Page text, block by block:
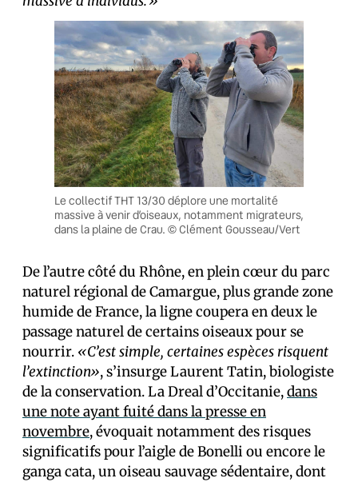
Le collectif THT 13/30 déplore une mortalité
massive à venir d’oiseaux, notamment migrateurs,
dans la plaine de Crau. © Clément Gousseau/Vert
De l’autre côté du Rhône, en plein cœur du parc
naturel régional de Camargue, plus grande zone
humide de France, la ligne coupera en deux le
passage naturel de certains oiseaux pour se
nourrir. «C’est simple, certaines espèces risquent
l’extinction», s’insurge Laurent Tatin, biologiste
de la conservation. La Dreal d’Occitanie,dans
une note ayant fuité dans la presse en
novembre, évoquait notamment des risques
significatifs pour l’aigle de Bonelli ou encore le
ganga cata, un oiseau sauvage sédentaire, dont